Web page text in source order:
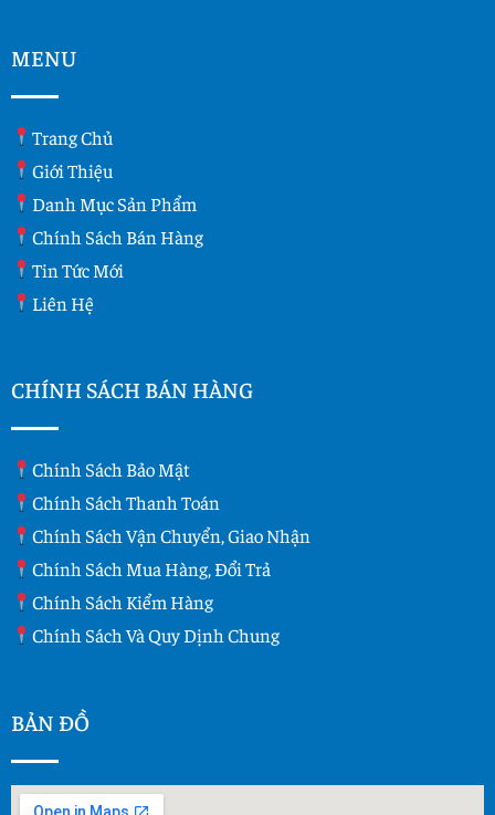
MENU
Trang Chủ
Giới Thiệu
Danh Mục Sản Phẩm
Chính Sách Bán Hàng
Tin Tức Mới
Liên Hệ
CHÍNH SÁCH BÁN HÀNG
Chính Sách Bảo Mật
Chính Sách Thanh Toán
Chính Sách Vận Chuyển, Giao Nhận
Chính Sách Mua Hàng, Đổi Trả
Chính Sách Kiểm Hàng
Chính Sách Và Quy Dịnh Chung
BẢN ĐỒ